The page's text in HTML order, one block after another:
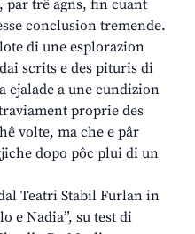
par trê agns, fin cuant
conclusion tremende.
di une esplorazion
scrits e des pituris di
cjalade a une cundizion
proprie des
volte, ma che e pâr
dopo pôc plui di un
Teatri Stabil Furlan in
e Nadia”, su test di